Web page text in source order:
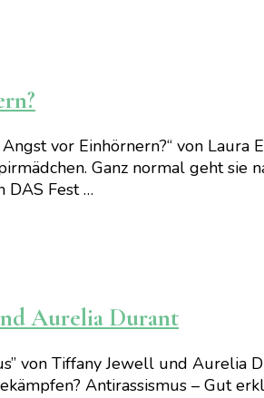
vor Einhörnern?“ von
Ganz normal geht sie
DAS Fest …
Aurelia Durant
von Tiffany Jewell und Aurelia
Antirassismus – Gut